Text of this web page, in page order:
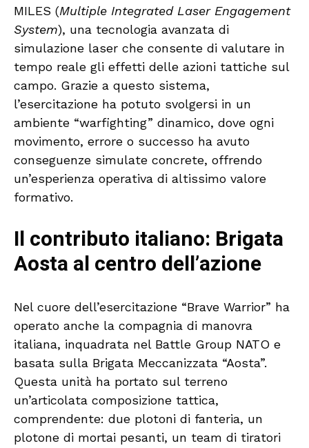
MILES (Multiple Integrated Laser Engagement
System), una tecnologia avanzata di
simulazione laser che consente di valutare in
tempo reale gli effetti delle azioni tattiche sul
campo. Grazie a questo sistema,
l’esercitazione ha potuto svolgersi in un
ambiente “warfighting” dinamico, dove ogni
movimento, errore o successo ha avuto
conseguenze simulate concrete, offrendo
un’esperienza operativa di altissimo valore
formativo.
Il contributo italiano: Brigata
Aosta al centro dell’azione
Nel cuore dell’esercitazione “Brave Warrior” ha
operato anche la compagnia di manovra
italiana, inquadrata nel Battle Group NATO e
basata sulla Brigata Meccanizzata “Aosta”.
Questa unità ha portato sul terreno
un’articolata composizione tattica,
comprendente: due plotoni di fanteria, un
plotone di mortai pesanti, un team di tiratori